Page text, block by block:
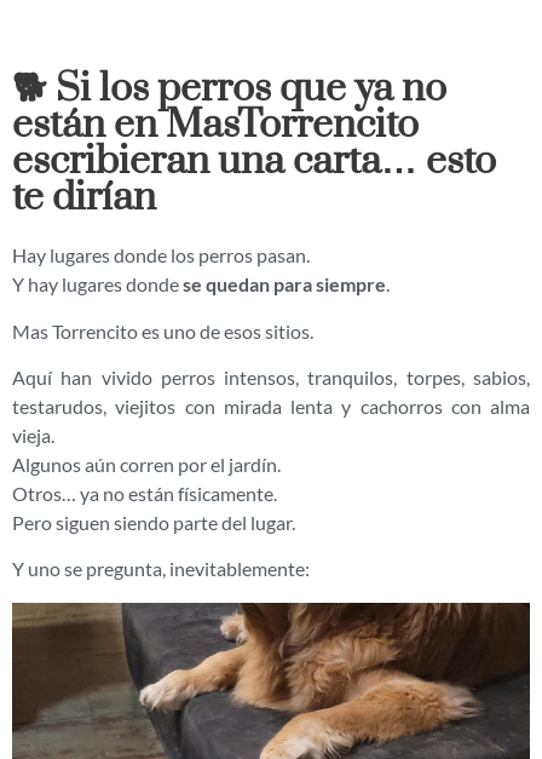
🐕 Si los perros que ya no
están en MasTorrencito
escribieran una carta… esto
te dirían
Hay lugares donde los perros pasan.
Y hay lugares dondese quedan para siempre.
Mas Torrencito es uno de esos sitios.
Aquí han vivido perros intensos, tranquilos, torpes, sabios,
testarudos, viejitos con mirada lenta y cachorros con alma
vieja.
Algunos aún corren por el jardín.
Otros… ya no están físicamente.
Pero siguen siendo parte del lugar.
Y uno se pregunta, inevitablemente: